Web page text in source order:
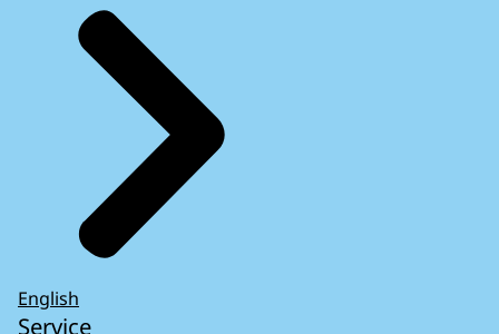
English
Service